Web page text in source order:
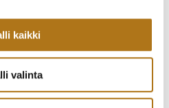
kaikki
valinta